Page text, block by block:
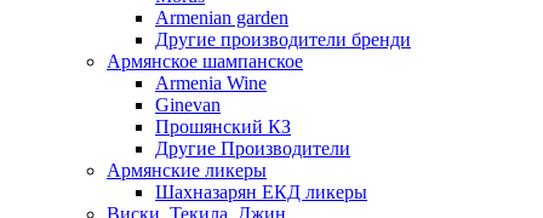
Armenian garden
Другие производители бренди
Армянское шампанское
Armenia Wine
Ginevan
Прошянский КЗ
Другие Производители
Армянские ликеры
Шахназарян ЕКД ликеры
Виски, Текила, Джин